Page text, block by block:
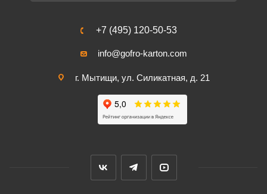
+7 (495) 120-50-53
info@gofro-karton.com
г. Мытищи, ул. Силикатная, д. 21